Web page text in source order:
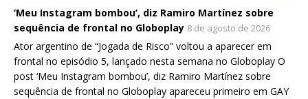
‘Meu Instagram bombou’, diz Ramiro Martínez sobre
sequência de frontal no Globoplay 8 de agosto de 2026
Ator argentino de “Jogada de Risco” voltou a aparecer em
frontal no episódio 5, lançado nesta semana no Globoplay O
post ‘Meu Instagram bombou’, diz Ramiro Martínez sobre
sequência de frontal no Globoplay apareceu primeiro em GAY